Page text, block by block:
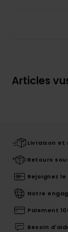
Articles
Livraison
Retours
Rejoignez
Notre
Paiement
Besoin